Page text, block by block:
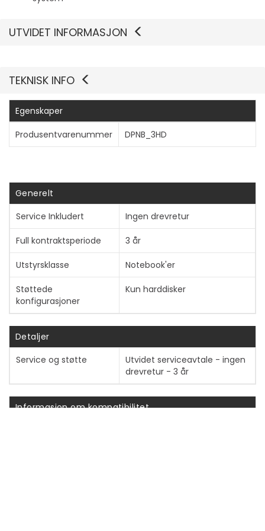
Vis mer
UTVIDET INFORMASJON
TEKNISK INFO
Egenskaper
Produsentvarenummer
DPNB_3HD
Generelt
Service Inkludert
Ingen drevretur
Full kontraktsperiode 3 år
Utstyrsklasse Notebook'er
Støttede
konfigurasjoner
Kun harddisker
Detaljer
Service og støtte
Utvidet serviceavtale - ingen
drevretur - 3 år
Informasjon om kompatibilitet